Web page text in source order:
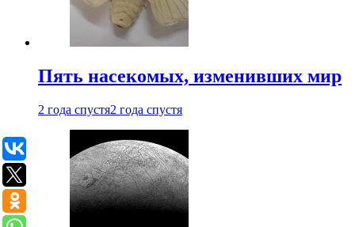
Пять насекомых, изменивших мир
2 года спустя2 года спустя